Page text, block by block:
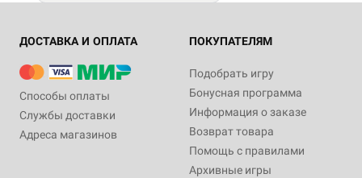
ДОСТАВКА И ОПЛАТА
Способы оплаты
Службы доставки
Адреса магазинов
ПОКУПАТЕЛЯМ
Подобрать игру
Бонусная программа
Информация о заказе
Возврат товара
Помощь с правилами
Архивные игры